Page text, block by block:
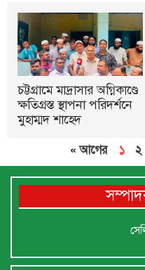
চট্টগ্রামে মাদ্রাসার অগ্নিকাণ্ডে
ক্ষতিগ্রস্ত স্থাপনা পরিদর্শনে
মুহাম্মদ শাহেদ
« আগের ১ ২